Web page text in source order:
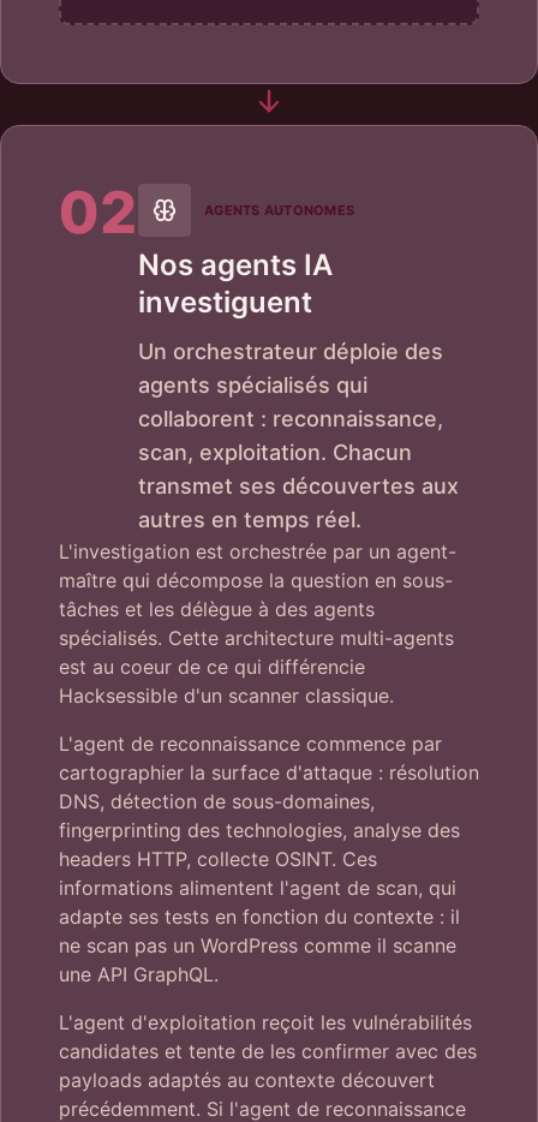
02 AGENTS AUTONOMES
Nos agents IA
investiguent
Un orchestrateur déploie des
agents spécialisés qui
collaborent : reconnaissance,
scan, exploitation. Chacun
transmet ses découvertes aux
autres en temps réel.
L'investigation est orchestrée par un agent-
maître qui décompose la question en sous-
tâches et les délègue à des agents
spécialisés. Cette architecture multi-agents
est au coeur de ce qui différencie
Hacksessible d'un scanner classique.
L'agent de reconnaissance commence par
cartographier la surface d'attaque : résolution
DNS, détection de sous-domaines,
fingerprinting des technologies, analyse des
headers HTTP, collecte OSINT. Ces
informations alimentent l'agent de scan, qui
adapte ses tests en fonction du contexte : il
ne scan pas un WordPress comme il scanne
une API GraphQL.
L'agent d'exploitation reçoit les vulnérabilités
candidates et tente de les confirmer avec des
payloads adaptés au contexte découvert
précédemment. Si l'agent de reconnaissance